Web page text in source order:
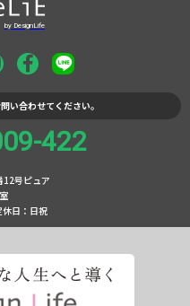
い合わせてください。
422
12号ピュア
休日：日祝